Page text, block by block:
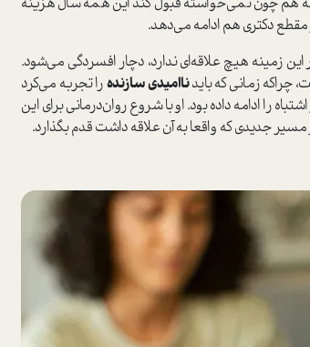
دکتری هم ادامه می‌دهد.
این زمینه هیچ علاقه‌ای ندارد، دچار افسردگی می‌شود.
زمانی که بایدناامیدی سازندهرا تجربه می‌کرد
را ادامه داده بود. او با شروع روان‌درمانی برای این
جدیدی که واقعا به آن علاقه داشت قدم بگذارد.